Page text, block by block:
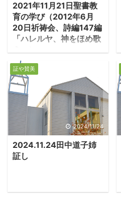
2021年11月21日聖書教
育の学び（2012年6月
20日祈祷会、詩編147編
「ハレルヤ、神をほめ歌
・詩篇147編はエズラ
記とネヘミヤ記が背景に
なっている。エズラ記は
捕囚から帰還したユダヤ
の民がハガイとゼカリヤ
たちを中心に反対勢力の
妨害に耐え抜き、神殿再
建に成功したことを記
す。 －エズラ6：15－
証や賛美
2024/11/24
2024.11.24田中道子姉
証し